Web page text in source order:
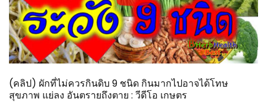
(คลิป) ผักที่ไม่ควรกินดิบ 9 ชนิด กินมากไปอาจได้โทษ
สุขภาพ แย่ลง อันตรายถึงตาย : วีดีโอ เกษตร